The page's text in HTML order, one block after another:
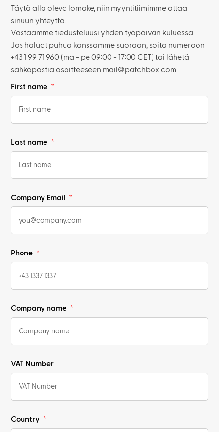
Täytä alla oleva lomake, niin myyntitiimimme ottaa
sinuun yhteyttä.
Vastaamme tiedusteluusi yhden työpäivän kuluessa.
Jos haluat puhua kanssamme suoraan, soita numeroon
+43 1 99 71 960 (ma - pe 09:00 - 17:00 CET) tai lähetä
sähköpostia osoitteeseen mail@patchbox.com.
First name
Last name
Company Email
Phone
Company name
VAT Number
Country